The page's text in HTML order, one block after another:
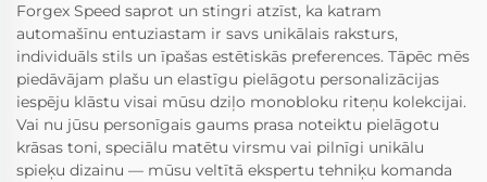
Forgex Speed saprot un stingri atzīst, ka katram
automašīnu entuziastam ir savs unikālais raksturs,
individuāls stils un īpašas estētiskās preferences. Tāpēc mēs
piedāvājam plašu un elastīgu pielāgotu personalizācijas
iespēju klāstu visai mūsu dziļo monobloku riteņu kolekcijai.
Vai nu jūsu personīgais gaums prasa noteiktu pielāgotu
krāsas toni, speciālu matētu virsmu vai pilnīgi unikālu
spieķu dizainu — mūsu veltītā ekspertu tehniķu komanda